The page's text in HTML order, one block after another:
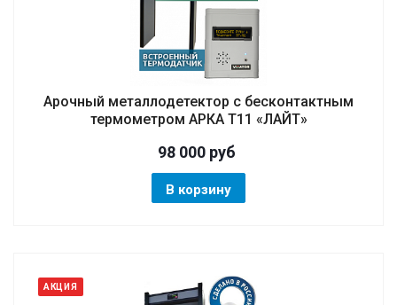
Арочный металлодетектор с бесконтактным
термометром АРКА Т11 «ЛАЙТ»
98 000руб
В корзину
АКЦИЯ